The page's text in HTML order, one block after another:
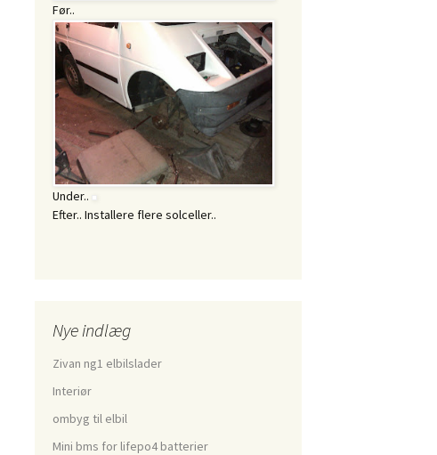
Før..
Under..
Efter.. Installere flere solceller..
Nye indlæg
Zivan ng1 elbilslader
Interiør
ombyg til elbil
Mini bms for lifepo4 batterier